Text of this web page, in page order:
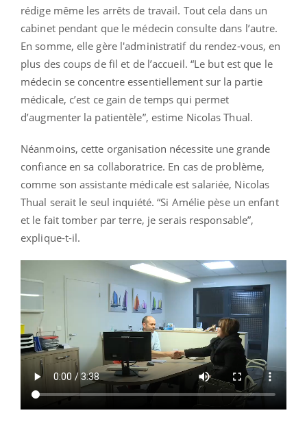
rédige même les arrêts de travail. Tout cela dans un
cabinet pendant que le médecin consulte dans l’autre.
En somme, elle gère l'administratif du rendez-vous, en
plus des coups de fil et de l’accueil. “Le but est que le
médecin se concentre essentiellement sur la partie
médicale, c’est ce gain de temps qui permet
d’augmenter la patientèle”, estime Nicolas Thual.
Néanmoins, cette organisation nécessite une grande
confiance en sa collaboratrice. En cas de problème,
comme son assistante médicale est salariée, Nicolas
Thual serait le seul inquiété. “Si Amélie pèse un enfant
et le fait tomber par terre, je serais responsable”,
explique-t-il.